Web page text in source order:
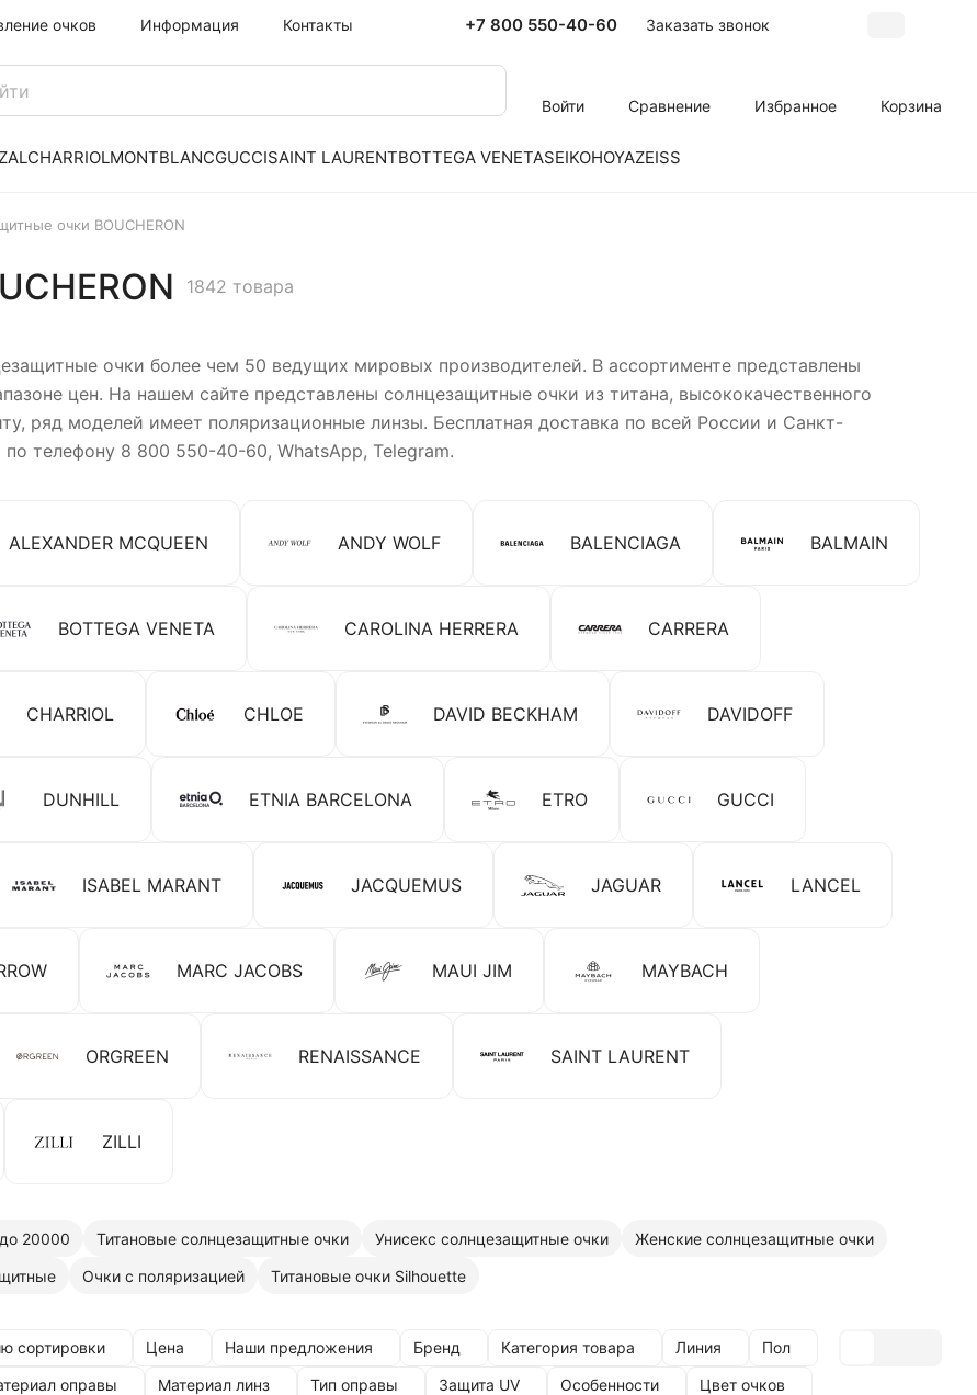
очков Информация Контакты +7 800 550-40-60 Заказать звонок
Войти Сравнение Избранное Корзина
CHARRIOLMONTBLANCGUCCISAINT LAURENTBOTTEGA VENETASEIKOHOYAZEISS
очки BOUCHERON
1842 товара
очки более чем 50 ведущих мировых производителей. В ассортименте представлены
цен. На нашем сайте представлены солнцезащитные очки из титана, высококачественного
ряд моделей имеет поляризационные линзы. Бесплатная доставка по всей России и Санкт-
телефону 8 800 550-40-60, WhatsApp, Telegram.
ALEXANDER MCQUEEN ANDY WOLF BALENCIAGA BALMAIN
BOTTEGA VENETA CAROLINA HERRERA CARRERA
CHARRIOL CHLOE DAVID BECKHAM DAVIDOFF
DUNHILL ETNIA BARCELONA ETRO GUCCI
ISABEL MARANT JACQUEMUS JAGUAR LANCEL
MARC JACOBS MAUI JIM MAYBACH
ORGREEN RENAISSANCE SAINT LAURENT
ZILLI
20000 Титановые солнцезащитные очки Унисекс солнцезащитные очки
Женские солнцезащитные очки
Очки с поляризацией Титановые очки Silhouette
сортировки Цена Наши предложения Бренд Категория товара Линия
Пол
оправы Материал линз Тип оправы Защита UV Особенности
Цвет очков